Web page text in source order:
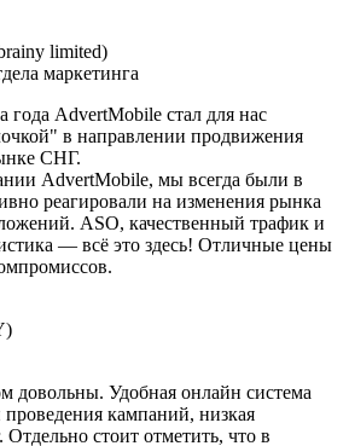
limited)
маркетинга
года AdvertMobile стал для нас
в направлении продвижения
СНГ.
AdvertMobile, мы всегда были в
реагировали на изменения рынка
ASO, качественный трафик и
— всё это здесь! Отличные цены
довольны. Удобная онлайн система
проведения кампаний, низкая
Отдельно стоит отметить, что в